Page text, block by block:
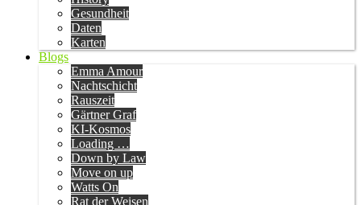
Gesundheit
Daten
Karten
Blogs
Emma Amour
Nachtschicht
Rauszeit
Gärtner Graf
KI-Kosmos
Loading …
Down by Law
Move on up
Watts On
Rat der Weisen